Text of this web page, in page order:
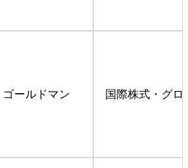
ゴールドマン 国際株式・グロ